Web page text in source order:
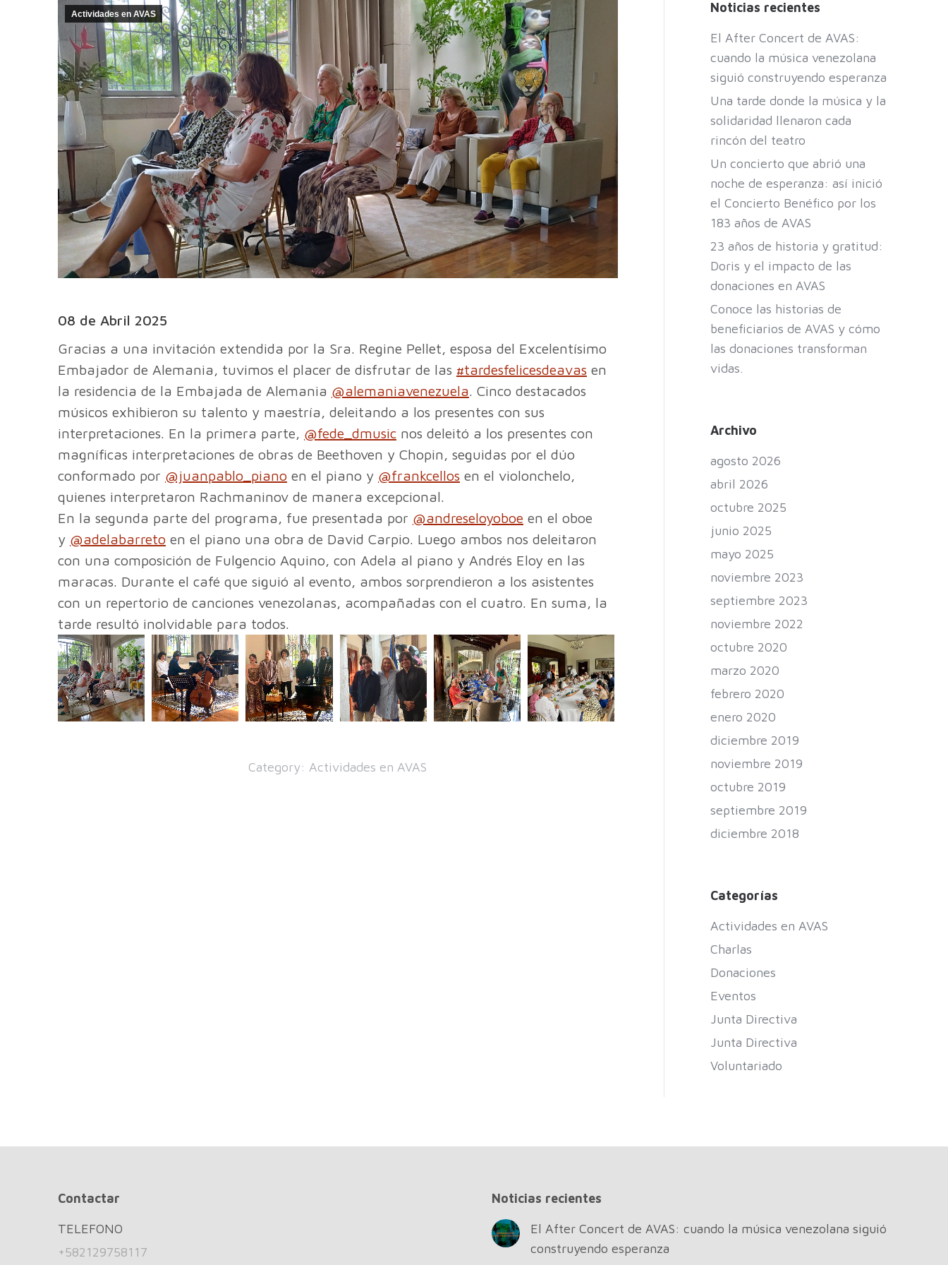
Actividades en AVAS
08 de Abril 2025
Gracias a una invitación extendida por la Sra. Regine Pellet, esposa del Excelentísimo
Embajador de Alemania, tuvimos el placer de disfrutar de las #tardesfelicesdeavas en
la residencia de la Embajada de Alemania @alemaniavenezuela. Cinco destacados
músicos exhibieron su talento y maestría, deleitando a los presentes con sus
interpretaciones. En la primera parte, @fede_dmusic nos deleitó a los presentes con
magníficas interpretaciones de obras de Beethoven y Chopin, seguidas por el dúo
conformado por @juanpablo_piano en el piano y @frankcellos en el violonchelo,
quienes interpretaron Rachmaninov de manera excepcional.
En la segunda parte del programa, fue presentada por @andreseloyoboe en el oboe
y @adelabarreto en el piano una obra de David Carpio. Luego ambos nos deleitaron
con una composición de Fulgencio Aquino, con Adela al piano y Andrés Eloy en las
maracas. Durante el café que siguió al evento, ambos sorprendieron a los asistentes
con un repertorio de canciones venezolanas, acompañadas con el cuatro. En suma, la
tarde resultó inolvidable para todos.
Category: Actividades en AVAS
Noticias recientes
El After Concert de AVAS:
cuando la música venezolana
siguió construyendo esperanza
Una tarde donde la música y la
solidaridad llenaron cada
rincón del teatro
Un concierto que abrió una
noche de esperanza: así inició
el Concierto Benéfico por los
183 años de AVAS
23 años de historia y gratitud:
Doris y el impacto de las
donaciones en AVAS
Conoce las historias de
beneficiarios de AVAS y cómo
las donaciones transforman
vidas.
Archivo
agosto 2026
abril 2026
octubre 2025
junio 2025
mayo 2025
noviembre 2023
septiembre 2023
noviembre 2022
octubre 2020
marzo 2020
febrero 2020
enero 2020
diciembre 2019
noviembre 2019
octubre 2019
septiembre 2019
diciembre 2018
Categorías
Actividades en AVAS
Charlas
Donaciones
Eventos
Junta Directiva
Junta Directiva
Voluntariado
Contactar
TELEFONO
+582129758117
Noticias recientes
El After Concert de AVAS: cuando la música venezolana siguió
construyendo esperanza